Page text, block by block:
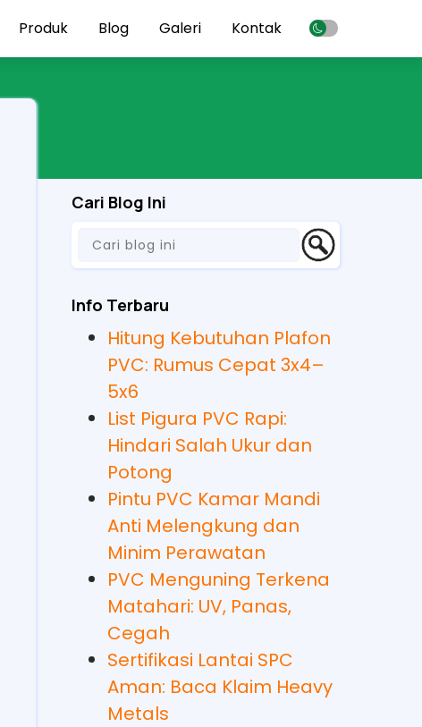
Produk Blog Galeri Kontak
Cari Blog Ini
Info Terbaru
Hitung Kebutuhan Plafon
PVC: Rumus Cepat 3x4–
5x6
List Pigura PVC Rapi:
Hindari Salah Ukur dan
Potong
Pintu PVC Kamar Mandi
Anti Melengkung dan
Minim Perawatan
PVC Menguning Terkena
Matahari: UV, Panas,
Cegah
Sertifikasi Lantai SPC
Aman: Baca Klaim Heavy
Metals